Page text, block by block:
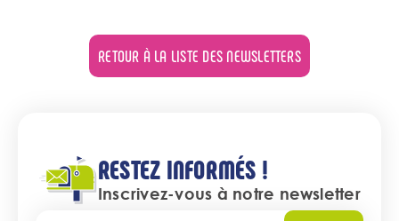
RETOUR À LA LISTE DES NEWSLETTERS
RESTEZ INFORMÉS !
Inscrivez-vous à notre newsletter